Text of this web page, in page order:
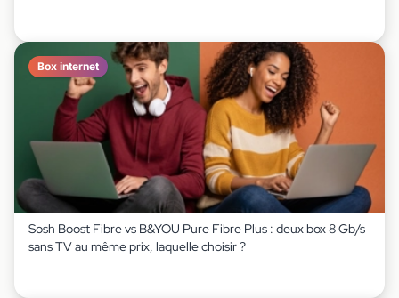
Box internet
Sosh Boost Fibre vs B&YOU Pure Fibre Plus : deux box 8 Gb/s
sans TV au même prix, laquelle choisir ?